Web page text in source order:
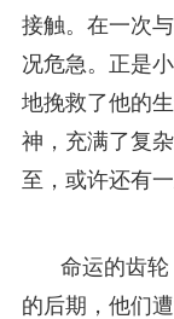
接触。在一次
况危急。正是
地挽救了他的
神，充满了复
至，或许还有
命运的齿
的后期，他们